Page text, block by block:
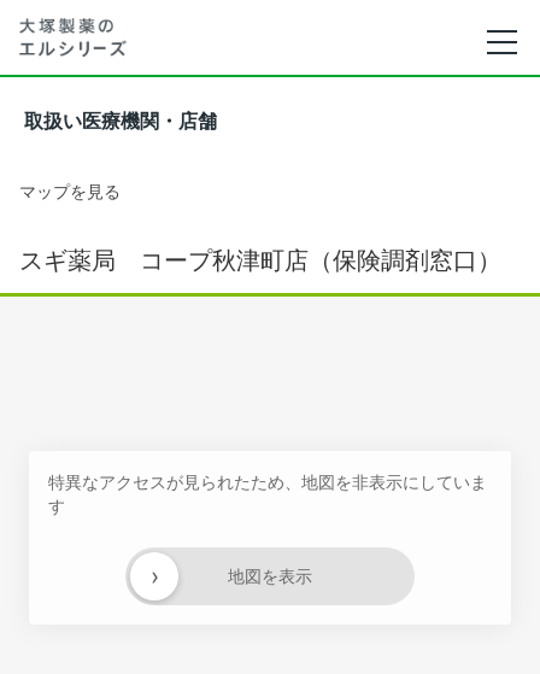
取扱い医療機関・店舗
マップを見る
スギ薬局 コープ秋津町店（保険調剤窓口）
特異なアクセスが見られたため、地図を非表示にしていま
す
地図を表示
›